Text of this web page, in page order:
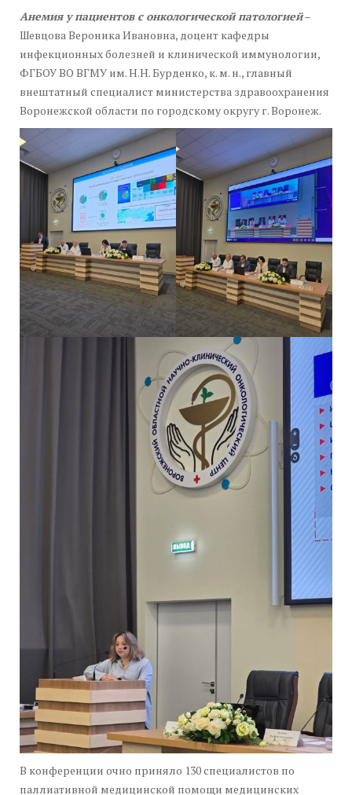
Анемия у пациентов с онкологической патологией–
Шевцова Вероника Ивановна, доцент кафедры
инфекционных болезней и клинической иммунологии,
ФГБОУ ВО ВГМУ им. Н.Н. Бурденко, к. м. н., главный
внештатный специалист министерства здравоохранения
Воронежской области по городскому округу г. Воронеж.
В конференции очно приняло 130 специалистов по
паллиативной медицинской помощи медицинских